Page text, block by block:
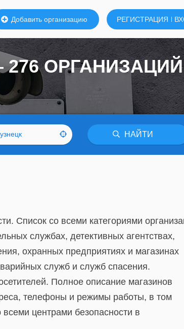
Добавить организацию РЕГИСТРАЦИЯ
НАЙТИ
ОРГАНИЗАЦИЙ
Список со всеми категориями
службах, детективных агентствах,
охранных предприятиях и магазинах
служб и служб спасения.
Полное описание магазинов
телефоны и режимы работы, в том
центрами безопасности в